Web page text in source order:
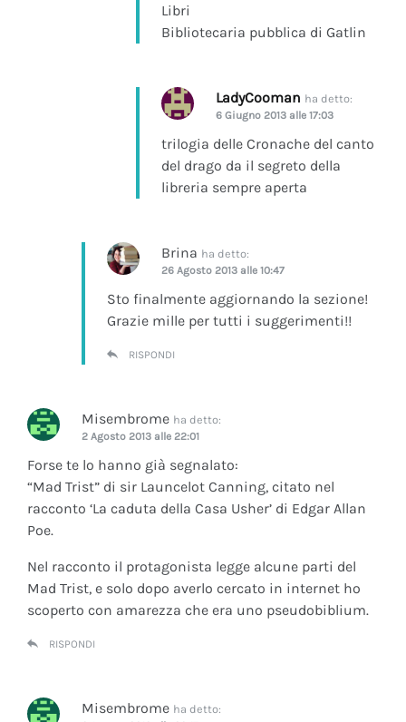
Libri
Bibliotecaria pubblica di Gatlin
LadyCooman ha detto:
6 Giugno 2013 alle 17:03
trilogia delle Cronache del canto
del drago da il segreto della
libreria sempre aperta
Brina ha detto:
26 Agosto 2013 alle 10:47
Sto finalmente aggiornando la sezione!
Grazie mille per tutti i suggerimenti!!
RISPONDI
Misembrome ha detto:
2 Agosto 2013 alle 22:01
Forse te lo hanno già segnalato:
“Mad Trist” di sir Launcelot Canning, citato nel
racconto ‘La caduta della Casa Usher’ di Edgar Allan
Poe.
Nel racconto il protagonista legge alcune parti del
Mad Trist, e solo dopo averlo cercato in internet ho
scoperto con amarezza che era uno pseudobiblium.
RISPONDI
Misembrome ha detto: